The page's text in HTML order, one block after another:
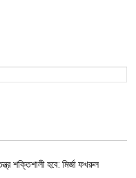
শক্তিশালী হবে: মির্জা ফখরুল